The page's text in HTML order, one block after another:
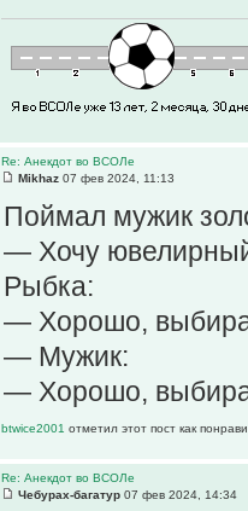
Re: Анекдот во ВСОЛе
Mikhaz 07 фев 2024, 11:13
Поймал мужик
— Хочу
Рыбка:
— Хорошо,
— Мужик:
— Хорошо,
btwice2001 отметил этот пост как
Re: Анекдот во ВСОЛе
Чебурах-багатур 07 фев 2024, 14:34